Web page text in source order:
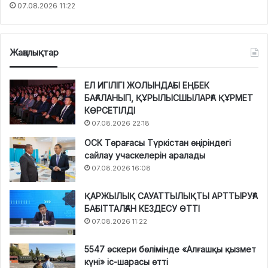
07.08.2026 11:22
Жаңалықтар
ЕЛ ИГІЛІГІ ЖОЛЫНДАҒЫ ЕҢБЕК
БАҒАЛАНЫП, ҚҰРЫЛЫСШЫЛАРҒА ҚҰРМЕТ
КӨРСЕТІЛДІ
07.08.2026 22:18
ОСК Төрағасы Түркістан өңіріндегі
сайлау учаскелерін аралады
07.08.2026 16:08
ҚАРЖЫЛЫҚ САУАТТЫЛЫҚТЫ АРТТЫРУҒА
БАҒЫТТАЛҒАН КЕЗДЕСУ ӨТТІ
07.08.2026 11:22
5547 әскери бөлімінде «Алғашқы қызмет
күні» іс-шарасы өтті